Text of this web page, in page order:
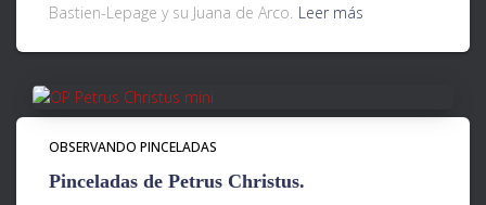
Bastien-Lepage y su Juana de Arco. Leer más
OBSERVANDO PINCELADAS
Pinceladas de Petrus Christus.